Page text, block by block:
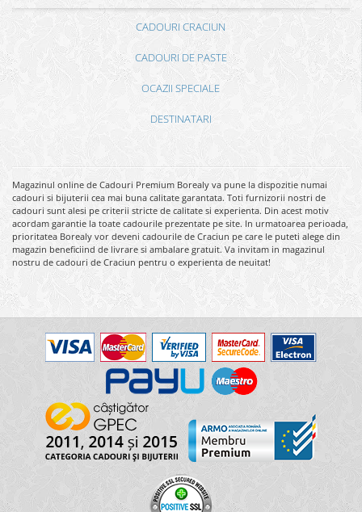
CADOURI CRACIUN
CADOURI DE PASTE
OCAZII SPECIALE
DESTINATARI
Magazinul online de Cadouri Premium Borealy va pune la dispozitie numai
cadouri si bijuterii cea mai buna calitate garantata. Toti furnizorii nostri de
cadouri sunt alesi pe criterii stricte de calitate si experienta. Din acest motiv
acordam garantie la toate cadourile prezentate pe site. In urmatoarea perioada,
prioritatea Borealy vor deveni cadourile de Craciun pe care le puteti alege din
magazin beneficiind de livrare si ambalare gratuit. Va invitam in magazinul
nostru de cadouri de Craciun pentru o experienta de neuitat!